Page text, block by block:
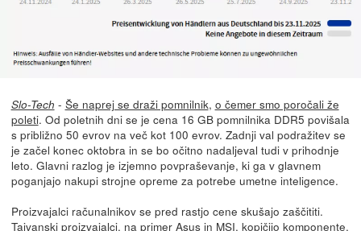
Slo-Tech - Še naprej se draži pomnilnik, o čemer smo poročali že
poleti. Od poletnih dni se je cena 16 GB pomnilnika DDR5 povišala
s približno 50 evrov na več kot 100 evrov. Zadnji val podražitev se
je začel konec oktobra in se bo očitno nadaljeval tudi v prihodnje
leto. Glavni razlog je izjemno povpraševanje, ki ga v glavnem
poganjajo nakupi strojne opreme za potrebe umetne inteligence.
Proizvajalci računalnikov se pred rastjo cene skušajo zaščititi.
Tajvanski proizvajalci, na primer Asus in MSI, kopičijo komponente,